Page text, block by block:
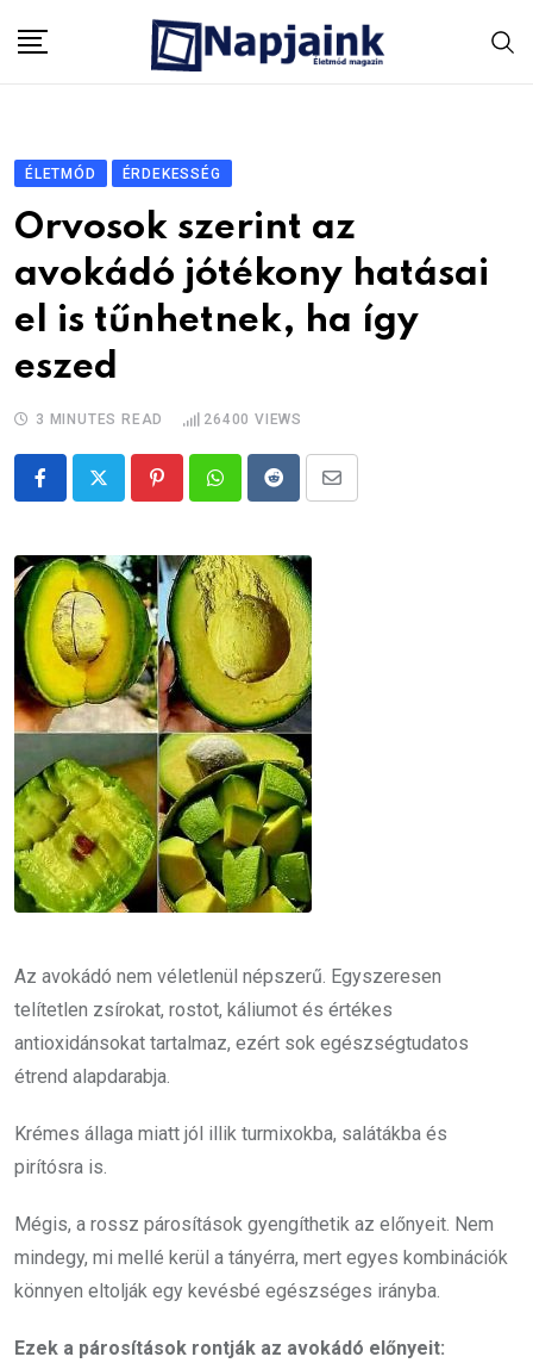
ÉLETMÓD ÉRDEKESSÉG
Orvosok szerint az
avokádó jótékony hatásai
el is tűnhetnek, ha így
eszed
3 MINUTES READ 26400 VIEWS
PinterestWhatsappRedditShare
Az avokádó nem véletlenül népszerű. Egyszeresen
telítetlen zsírokat, rostot, káliumot és értékes
antioxidánsokat tartalmaz, ezért sok egészségtudatos
étrend alapdarabja.
Krémes állaga miatt jól illik turmixokba, salátákba és
pirítósra is.
Mégis, a rossz párosítások gyengíthetik az előnyeit. Nem
mindegy, mi mellé kerül a tányérra, mert egyes kombinációk
könnyen eltolják egy kevésbé egészséges irányba.
Ezek a párosítások rontják az avokádó előnyeit: